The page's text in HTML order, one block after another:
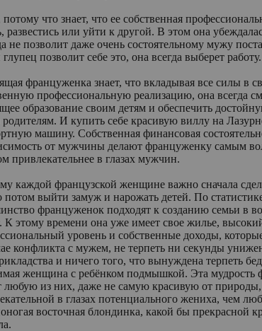
что знает, что ее собственная
или уйти к другой. В этом она
позволит даже очень состоятельному мужу
позволит себе это, она всегда выберет
француженка знает, что вкладывая все силы в
профессиональную реализацию, она всегда
образование своим детям и обеспечить
И купить себе красивую виллу на
машину. Собственная финансовая
от мужчины делают француженку самым
привлекательнее в глазах мужчин.
каждой французской женщине важно сначала
потом выйти замуж и нарожать детей. По
француженок подходят к созданию семьи в
К этому времени она уже имеет свое жилье,
уровень и собственные доходы,
конфликта с мужем, не терпеть ни секунды
и ничего того, что вынуждена терпеть
женщина с ребёнком подмышкой. Эта мудрость
любую из них, даже не самую красивую от природы,
в глазах потенциального жениха, чем
восточная блондинка, какой бы прекрасной